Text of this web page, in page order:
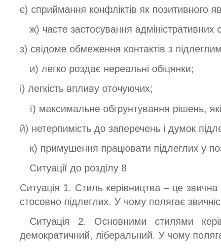
є) сприймання конфліктів як позитивного
ж) часте застосування адміністративних
з) свідоме обмеження контактів з
и) легко роздає нереальні обіцянки;
і) легкість впливу оточуючих;
ї) максимальне обгрунтування рішень,
й) нетерпимість до заперечень і думок
к) примушення працювати підлеглих у
Ситуації до розділу 8
Ситуація 1. Стиль керівництва – це
стосовно підлеглих. У чому полягає
Ситуація 2. Основними стилями
демократичний, ліберальний. У чому